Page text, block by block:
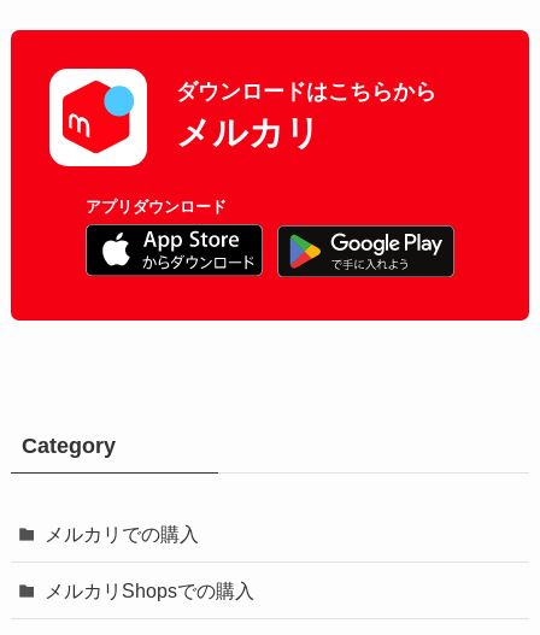
ダウンロードはこちらから
メルカリ
アプリダウンロード
Category
メルカリでの購入
メルカリShopsでの購入